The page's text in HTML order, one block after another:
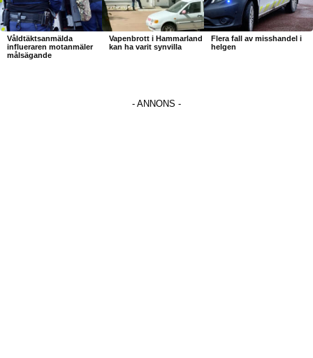
Våldtäktsanmälda
influeraren motanmäler
målsägande
Vapenbrott i Hammarland
kan ha varit synvilla
Flera fall av misshandel i
helgen